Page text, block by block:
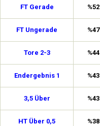
FT Gerade %52
FT Ungerade %47
Tore 2-3 %44
Endergebnis 1 %43
3,5 Über %43
HT Über 0,5 %38